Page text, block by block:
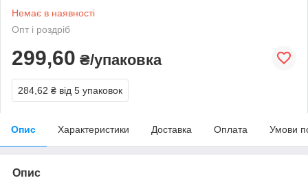
Немає в наявності
Опт і роздріб
299,60 ₴/упаковка
284,62 ₴ від 5 упаковок
Опис Характеристики Доставка Оплата Умови
Опис